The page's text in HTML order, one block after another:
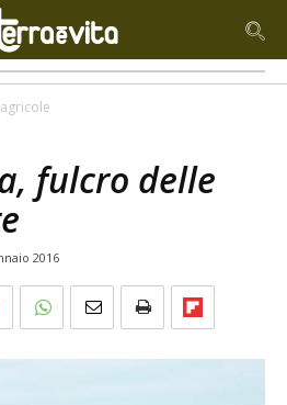
fulcro delle
2016